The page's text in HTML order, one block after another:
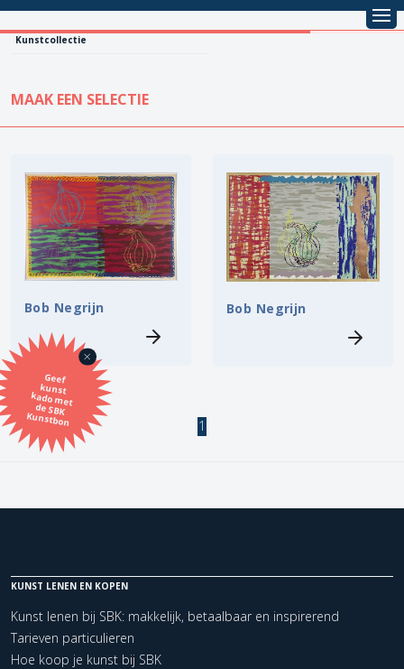
Kunstcollectie
Geef
kunst
kado met
de SBK
Kunstbon
MAAK EEN SELECTIE
KUNSTCOLLECTIE
Alle kunstwerken
Koopprijs
Vestiging
Onderwerp
Techniek
Kunstenaar
Bob Negrijn Bob Negrijn
1
KUNST LENEN EN KOPEN
Kunst lenen bij SBK: makkelijk, betaalbaar en inspirerend
Tarieven particulieren
Hoe koop je kunst bij SBK